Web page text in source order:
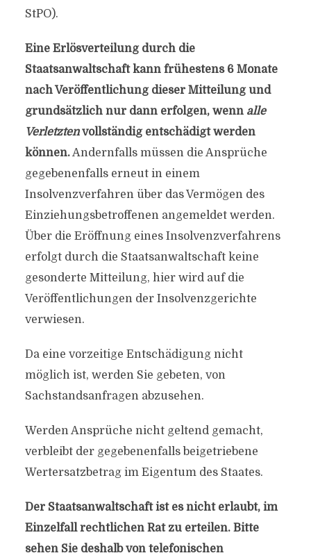
StPO).
Eine Erlösverteilung durch die
Staatsanwaltschaft kann frühestens 6 Monate
nach Veröffentlichung dieser Mitteilung und
grundsätzlich nur dann erfolgen, wenn alle
Verletzten vollständig entschädigt werden
können.Andernfalls müssen die Ansprüche
gegebenenfalls erneut in einem
Insolvenzverfahren über das Vermögen des
Einziehungsbetroffenen angemeldet werden.
Über die Eröffnung eines Insolvenzverfahrens
erfolgt durch die Staatsanwaltschaft keine
gesonderte Mitteilung, hier wird auf die
Veröffentlichungen der Insolvenzgerichte
verwiesen.
Da eine vorzeitige Entschädigung nicht
möglich ist, werden Sie gebeten, von
Sachstandsanfragen abzusehen.
Werden Ansprüche nicht geltend gemacht,
verbleibt der gegebenenfalls beigetriebene
Wertersatzbetrag im Eigentum des Staates.
Der Staatsanwaltschaft ist es nicht erlaubt, im
Einzelfall rechtlichen Rat zu erteilen. Bitte
sehen Sie deshalb von telefonischen